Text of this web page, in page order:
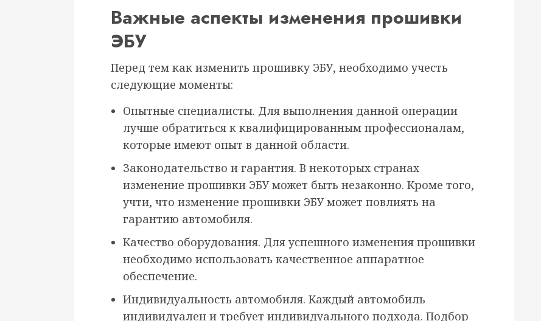
Важные аспекты изменения прошивки
ЭБУ
Перед тем как изменить прошивку ЭБУ, необходимо учесть
следующие моменты:
Опытные специалисты. Для выполнения данной операции
лучше обратиться к квалифицированным профессионалам,
которые имеют опыт в данной области.
Законодательство и гарантия. В некоторых странах
изменение прошивки ЭБУ может быть незаконно. Кроме того,
учти, что изменение прошивки ЭБУ может повлиять на
гарантию автомобиля.
Качество оборудования. Для успешного изменения прошивки
необходимо использовать качественное аппаратное
обеспечение.
Индивидуальность автомобиля. Каждый автомобиль
индивидуален и требует индивидуального подхода. Подбор